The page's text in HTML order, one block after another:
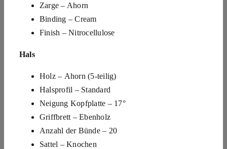
Zarge – Ahorn
Binding – Cream
Finish – Nitrocellulose
Hals
Holz – Ahorn (5-teilig)
Halsprofil – Standard
Neigung Kopfplatte – 17°
Griffbrett – Ebenholz
Anzahl der Bünde – 20
Sattel – Knochen